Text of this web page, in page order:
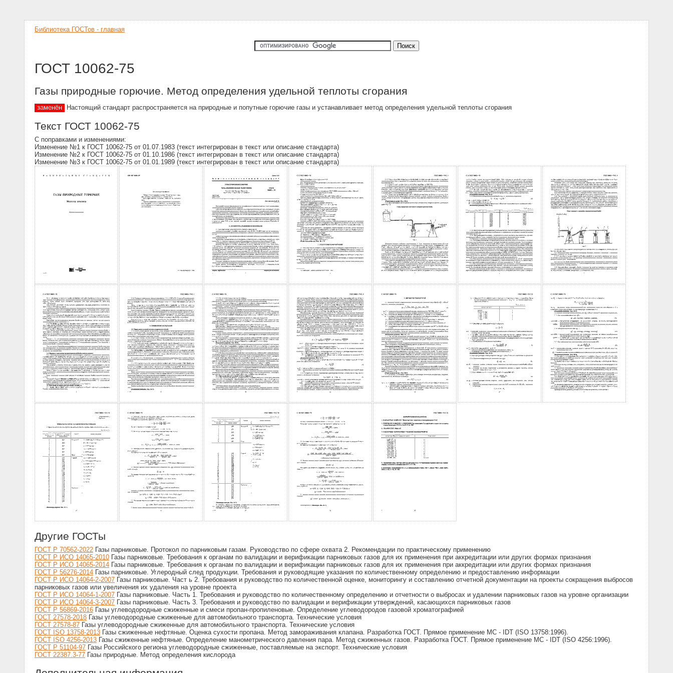
Библиотека ГОСТов - главная
ГОСТ 10062-75
Газы природные горючие. Метод определения удельной теплоты сгорания
заменён Настоящий стандарт распространяется на природные и попутные горючие газы и устанавливает метод определения удельной теплоты сгорания
Текст ГОСТ 10062-75
С поправками и изменениями:
Изменение №1 к ГОСТ 10062-75 от 01.07.1983 (текст интегрирован в текст или описание стандарта)
Изменение №2 к ГОСТ 10062-75 от 01.10.1986 (текст интегрирован в текст или описание стандарта)
Изменение №3 к ГОСТ 10062-75 от 01.01.1989 (текст интегрирован в текст или описание стандарта)
Другие ГОСТы
ГОСТ Р 70562-2022 Газы парниковые. Протокол по парниковым газам. Руководство по сфере охвата 2. Рекомендации по практическому применению
ГОСТ Р ИСО 14065-2010 Газы парниковые. Требования к органам по валидации и верификации парниковых газов для их применения при аккредитации или других формах признания
ГОСТ Р ИСО 14065-2014 Газы парниковые. Требования к органам по валидации и верификации парниковых газов для их применения при аккредитации или других формах признания
ГОСТ Р 56276-2014 Газы парниковые. Углеродный след продукции. Требования и руководящие указания по количественному определению и предоставлению информации
ГОСТ Р ИСО 14064-2-2007 Газы парниковые. Част ь 2. Требования и руководство по количественной оценке, мониторингу и составлению отчетной документации на проекты сокращения выбросов
парниковых газов или увеличения их удаления на уровне проекта
ГОСТ Р ИСО 14064-1-2007 Газы парниковые. Часть 1. Требования и руководство по количественному определению и отчетности о выбросах и удалении парниковых газов на уровне организации
ГОСТ Р ИСО 14064-3-2007 Газы парниковые. Часть 3. Требования и руководство по валидации и верификации утверждений, касающихся парниковых газов
ГОСТ Р 56869-2016 Газы углеводородные сжиженные и смеси пропан-пропиленовые. Определение углеводородов газовой хроматографией
ГОСТ 27578-2018 Газы углеводородные сжиженные для автомобильного транспорта. Технические условия
ГОСТ 27578-87 Газы углеводородные сжиженные для автомобильного транспорта. Технические условия
ГОСТ ISO 13758-2013 Газы сжиженные нефтяные. Оценка сухости пропана. Метод замораживания клапана. Разработка ГОСТ. Прямое применение МС - IDT (ISO 13758:1996).
ГОСТ ISO 4256-2013 Газы сжиженные нефтяные. Определение манометрического давления пара. Метод сжиженных газов. Разработка ГОСТ. Прямое применение МС - IDT (ISO 4256:1996).
ГОСТ Р 51104-97 Газы Российского региона углеводородные сжиженные, поставляемые на экспорт. Технические условия
ГОСТ 22387.3-77 Газы природные. Метод определения кислорода